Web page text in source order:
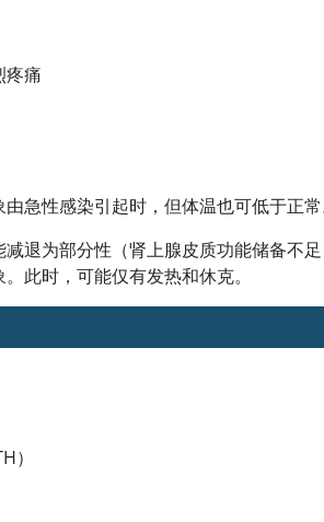
疼痛
急性感染引起时，但体温也可低于正常
退为部分性（肾上腺皮质功能储备不
此时，可能仅有发热和休克。
）